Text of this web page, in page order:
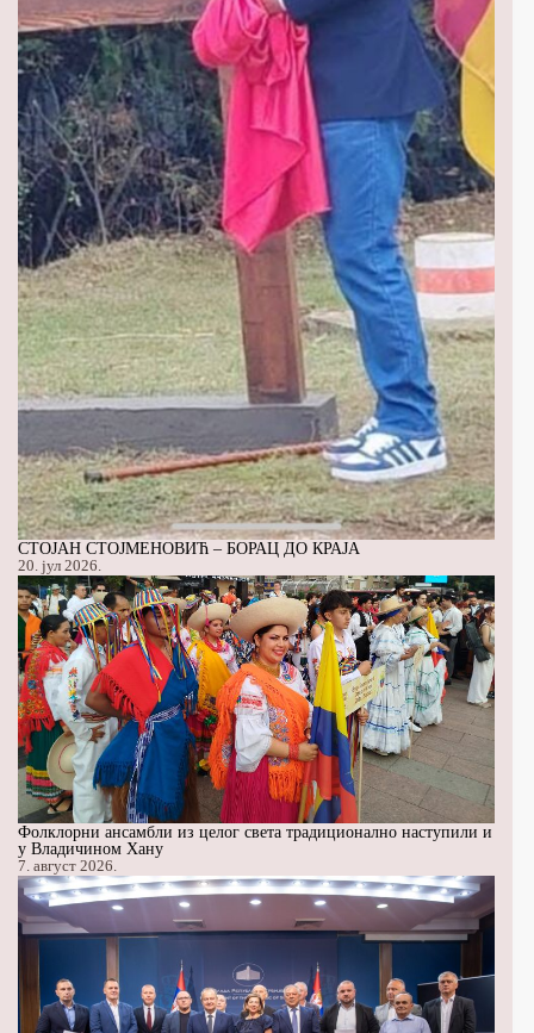
СТОЈАН СТОЈМЕНОВИЋ – БОРАЦ ДО КРАЈА
20. јул 2026.
Фолклорни ансамбли из целог света традиционално наступили и
у Владичином Хану
7. август 2026.